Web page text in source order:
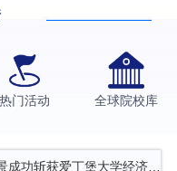
热门活动 全球院校库
士录取案例
意产业硕士录取案例
成功斩获爱丁堡大学经济学